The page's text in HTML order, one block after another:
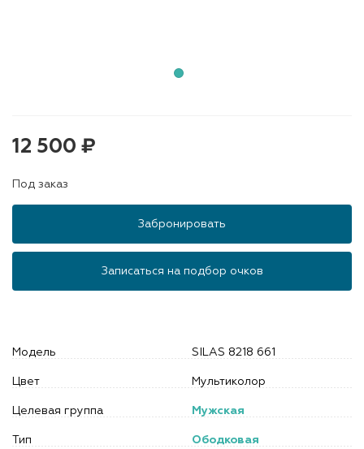
12 500 ₽
Под заказ
Забронировать
Записаться на подбор очков
Модель SILAS 8218 661
Цвет Мультиколор
Целевая группа Мужская
Тип Ободковая